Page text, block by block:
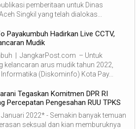
pemberitaan untuk Dinas
Singkil yang telah dialokas...
Payakumbuh Hadirkan Live CCTV,
Mudik
| JangkarPost.com – Untuk
kelancaran arus mudik tahun 2022,
(Diskominfo) Kota Pay...
Tegaskan Komitmen DPR RI
Percepatan Pengesahan RUU TPKS
2022* - Semakin banyak temuan
seksual dan kian memburuknya